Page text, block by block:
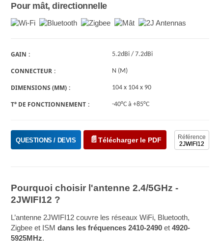
Pour mât, directionnelle
GAIN 5.2dBi / 7.2dBi
CONNECTEUR N (M)
DIMENSIONS (MM) 104 x 104 x 90
T° DE FONCTIONNEMENT -40°C à +85°C
Référence
2JWIFI12
QUESTIONS / DEVIS Télécharger le PDF
Pourquoi choisir l'antenne 2.4/5GHz -
2JWIFI12 ?
L’antenne 2JWIFI12 couvre les réseaux WiFi, Bluetooth,
Zigbee et ISMdans les fréquences 2410-2490 et4920-
5925MHz.